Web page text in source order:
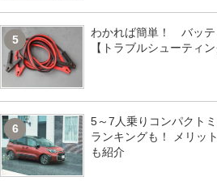
5
わかれば簡単！ バッテ
【トラブルシューティン
6
5～7人乗りコンパクト
ランキングも！ メリッ
も紹介